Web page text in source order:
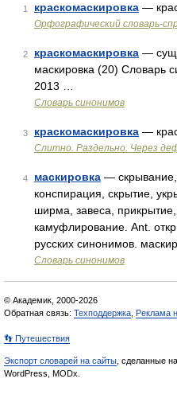
1 краскомаскировка —
Орфографический словарь-
2 краскомаскировка —
маскировка (20) Словарь
2013 …
Словарь синонимов
3 краскомаскировка —
Слитно. Раздельно. Через
4 маскировка — скрывание,
конспирация, скрытие,
ширма, завеса,
камуфлирование. Ant.
русских синонимов.
Словарь синонимов
© Академик, 2000-2026
Обратная связь: Техподдержка Реклама
👣 Путешествия
Экспорт словарей на сайты , сделанные
WordPress, MODx.